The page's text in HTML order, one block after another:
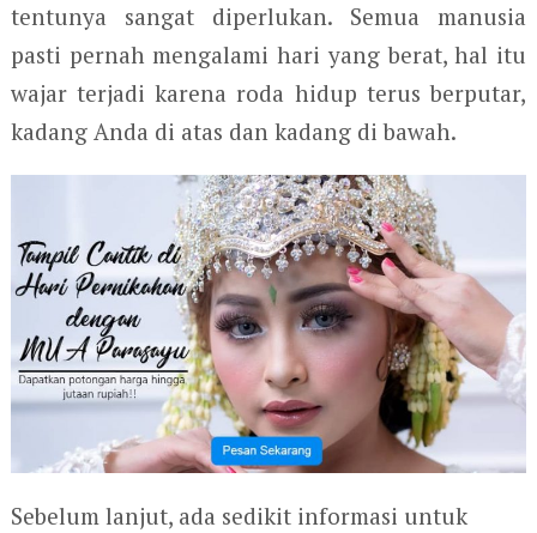
tentunya sangat diperlukan. Semua manusia
pasti pernah mengalami hari yang berat, hal itu
wajar terjadi karena roda hidup terus berputar,
kadang Anda di atas dan kadang di bawah.
Sebelum lanjut, ada sedikit informasi untuk